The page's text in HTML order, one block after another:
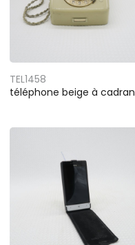
TEL1458
téléphone beige à cadran